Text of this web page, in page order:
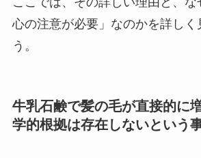
心の注意が必要」なのかを詳しく
う。
牛乳石鹸で髪の毛が直接的に
学的根拠は存在しないという